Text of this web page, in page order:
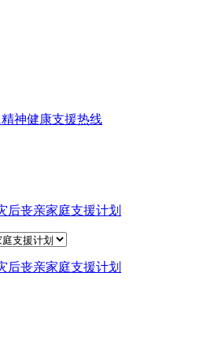
精神健康支援热线
后丧亲家庭支援计划
后丧亲家庭支援计划